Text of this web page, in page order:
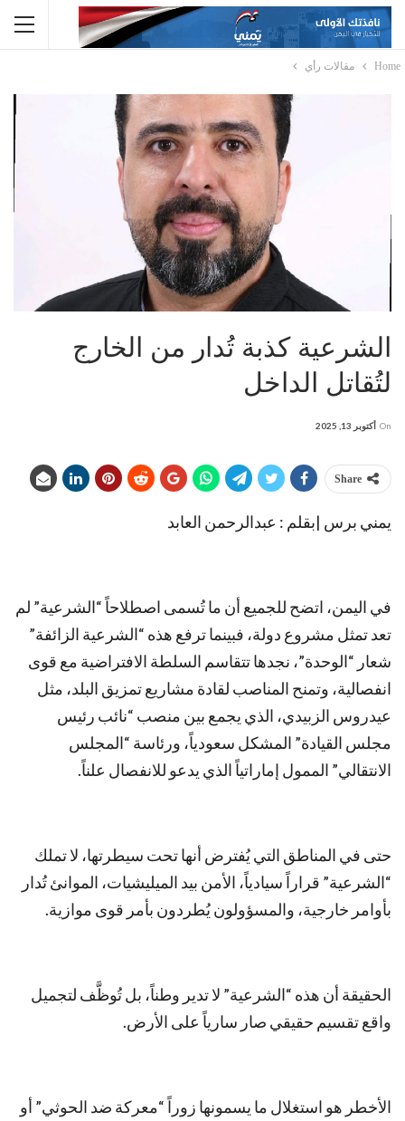
Home مقالات رأي
الشرعية كذبة تُدار من الخارج
لتُقاتل الداخل
On أكتوبر 13, 2025
Share
يمني برس |بقلم : عبدالرحمن العابد
في اليمن، اتضح للجميع أن ما تُسمى اصطلاحاً “الشرعية” لم
تعد تمثل مشروع دولة، فبينما ترفع هذه “الشرعية الزائفة”
شعار “الوحدة”، نجدها تتقاسم السلطة الافتراضية مع قوى
انفصالية، وتمنح المناصب لقادة مشاريع تمزيق البلد، مثل
عيدروس الزبيدي، الذي يجمع بين منصب “نائب رئيس
مجلس القيادة” المشكل سعودياً، ورئاسة “المجلس
الانتقالي” الممول إماراتياً الذي يدعو للانفصال علناً.
حتى في المناطق التي يُفترض أنها تحت سيطرتها، لا تملك
“الشرعية” قراراً سيادياً، الأمن بيد الميليشيات، الموانئ تُدار
بأوامر خارجية، والمسؤولون يُطردون بأمر قوى موازية.
الحقيقة أن هذه “الشرعية” لا تدير وطناً، بل تُوظَّف لتجميل
واقع تقسيم حقيقي صار سارياً على الأرض.
الأخطر هو استغلال ما يسمونها زوراً “معركة ضد الحوثي” أو